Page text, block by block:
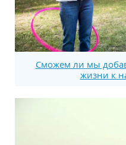
Сможем ли мы
жизни к